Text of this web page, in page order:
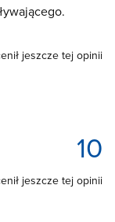
jeszcze tej opinii
10
jeszcze tej opinii